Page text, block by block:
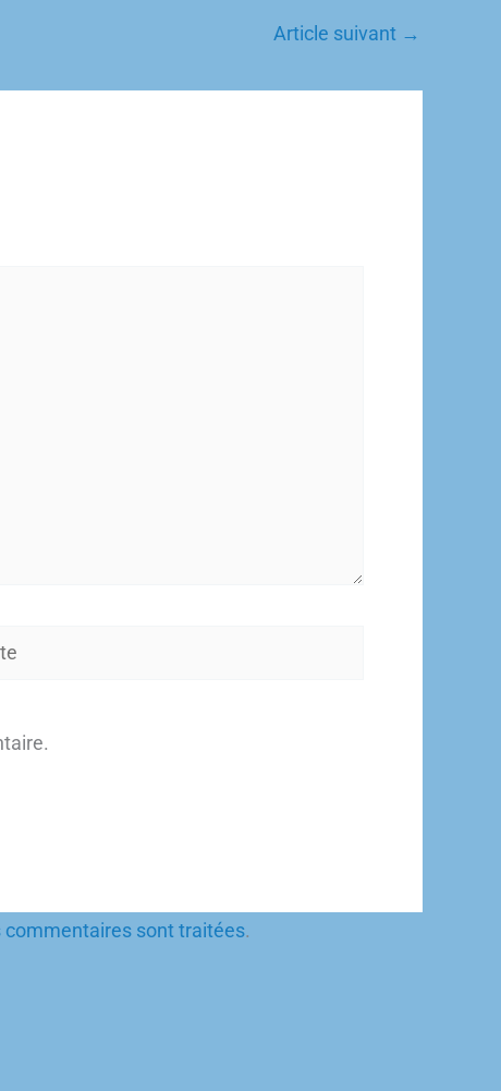
Article suivant →
commentaires sont traitées.